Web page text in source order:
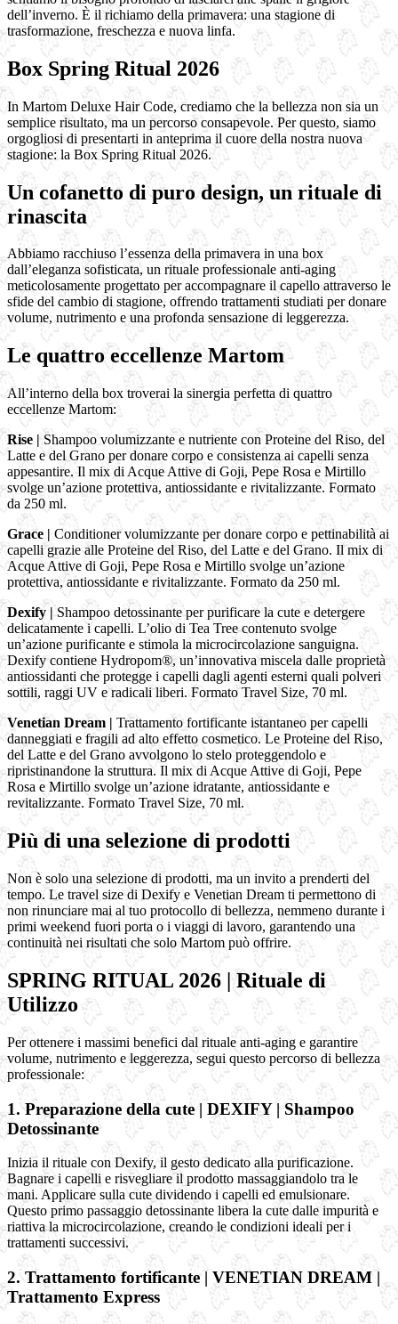
dell’inverno. È il richiamo della primavera: una stagione di
trasformazione, freschezza e nuova linfa.
Box Spring Ritual 2026
In Martom Deluxe Hair Code, crediamo che la bellezza non sia un
semplice risultato, ma un percorso consapevole. Per questo, siamo
orgogliosi di presentarti in anteprima il cuore della nostra nuova
stagione: la Box Spring Ritual 2026.
Un cofanetto di puro design, un rituale di
rinascita
Abbiamo racchiuso l’essenza della primavera in una box
dall’eleganza sofisticata, un rituale professionale anti-aging
meticolosamente progettato per accompagnare il capello attraverso le
sfide del cambio di stagione, offrendo trattamenti studiati per donare
volume, nutrimento e una profonda sensazione di leggerezza.
Le quattro eccellenze Martom
All’interno della box troverai la sinergia perfetta di quattro
eccellenze Martom:
Rise | Shampoo volumizzante e nutriente con Proteine del Riso, del
Latte e del Grano per donare corpo e consistenza ai capelli senza
appesantire. Il mix di Acque Attive di Goji, Pepe Rosa e Mirtillo
svolge un’azione protettiva, antiossidante e rivitalizzante. Formato
da 250 ml.
Grace | Conditioner volumizzante per donare corpo e pettinabilità ai
capelli grazie alle Proteine del Riso, del Latte e del Grano. Il mix di
Acque Attive di Goji, Pepe Rosa e Mirtillo svolge un’azione
protettiva, antiossidante e rivitalizzante. Formato da 250 ml.
Dexify | Shampoo detossinante per purificare la cute e detergere
delicatamente i capelli. L’olio di Tea Tree contenuto svolge
un’azione purificante e stimola la microcircolazione sanguigna.
Dexify contiene Hydropom®, un’innovativa miscela dalle proprietà
antiossidanti che protegge i capelli dagli agenti esterni quali polveri
sottili, raggi UV e radicali liberi. Formato Travel Size, 70 ml.
Venetian Dream | Trattamento fortificante istantaneo per capelli
danneggiati e fragili ad alto effetto cosmetico. Le Proteine del Riso,
del Latte e del Grano avvolgono lo stelo proteggendolo e
ripristinandone la struttura. Il mix di Acque Attive di Goji, Pepe
Rosa e Mirtillo svolge un’azione idratante, antiossidante e
revitalizzante. Formato Travel Size, 70 ml.
Più di una selezione di prodotti
Non è solo una selezione di prodotti, ma un invito a prenderti del
tempo. Le travel size di Dexify e Venetian Dream ti permettono di
non rinunciare mai al tuo protocollo di bellezza, nemmeno durante i
primi weekend fuori porta o i viaggi di lavoro, garantendo una
continuità nei risultati che solo Martom può offrire.
SPRING RITUAL 2026 | Rituale di
Utilizzo
Per ottenere i massimi benefici dal rituale anti-aging e garantire
volume, nutrimento e leggerezza, segui questo percorso di bellezza
professionale:
1. Preparazione della cute | DEXIFY | Shampoo
Detossinante
Inizia il rituale con Dexify, il gesto dedicato alla purificazione.
Bagnare i capelli e risvegliare il prodotto massaggiandolo tra le
mani. Applicare sulla cute dividendo i capelli ed emulsionare.
Questo primo passaggio detossinante libera la cute dalle impurità e
riattiva la microcircolazione, creando le condizioni ideali per i
trattamenti successivi.
2. Trattamento fortificante | VENETIAN DREAM |
Trattamento Express